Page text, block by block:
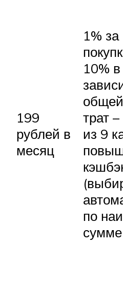
199
рублей в
месяц
1% за
10% в
трат
из 9
по
сумме